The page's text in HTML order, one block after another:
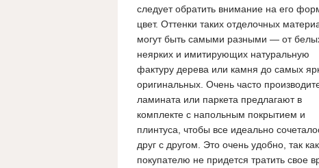
следует обратить внимание на его
цвет. Оттенки таких отделочных
могут быть самыми разными — от
неярких и имитирующих натуральную
фактуру дерева или камня до самых
оригинальных. Очень часто
ламината или паркета предлагают в
комплекте с напольным покрытием и
плинтуса, чтобы все идеально
друг с другом. Это очень удобно, так как
покупателю не придется тратить свое